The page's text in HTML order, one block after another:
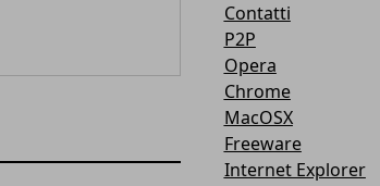
Contatti
P2P
Opera
Chrome
MacOSX
Freeware
Internet Explorer